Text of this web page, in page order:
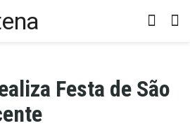
Festa de São